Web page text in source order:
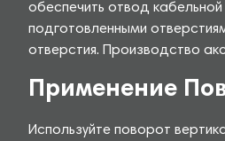
обеспечить отвод
подготовленными
отверстия. Производство
Применение
Используйте поворот